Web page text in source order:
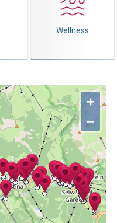
Wellness
+
−